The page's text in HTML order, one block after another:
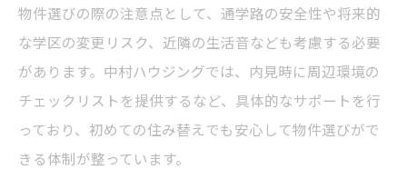
物件選びの際の注意点として、通学路の安全性や将来的
な学区の変更リスク、近隣の生活音なども考慮する必要
があります。中村ハウジングでは、内見時に周辺環境の
チェックリストを提供するなど、具体的なサポートを行
っており、初めての住み替えでも安心して物件選びがで
きる体制が整っています。